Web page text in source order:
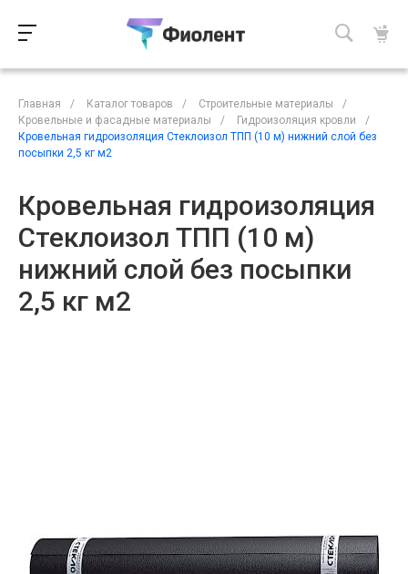
Главная / Каталог товаров / Строительные материалы
/
Кровельные и фасадные материалы
/ Гидроизоляция кровли
/
Кровельная гидроизоляция Стеклоизол ТПП (10 м) нижний слой без
посыпки 2,5 кг м2
Кровельная гидроизоляция
Стеклоизол ТПП (10 м)
нижний слой без посыпки
2,5 кг м2